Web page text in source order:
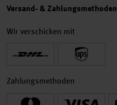
Versand- & Zahlungsmethoden
Wir verschicken mit
Zahlungsmethoden